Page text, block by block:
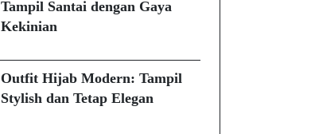
Tampil Santai dengan Gaya
Kekinian
Outfit Hijab Modern: Tampil
Stylish dan Tetap Elegan